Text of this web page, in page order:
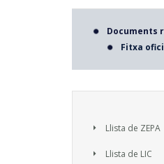
Documents
Fitxa
Llista de ZEPA
Llista de LIC